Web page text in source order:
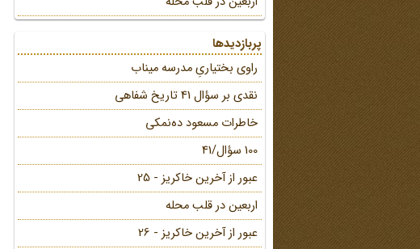
پربازدیدها
راوی بختیاریِ مدرسه میناب
نقدی بر سؤال 41 تاریخ شفاهی
خاطرات مسعود ده‌نمکی
100 سؤال/41
عبور از آخرین خاکریز - 25
اربعین در قلب محله
عبور از آخرین خاکریز - 26